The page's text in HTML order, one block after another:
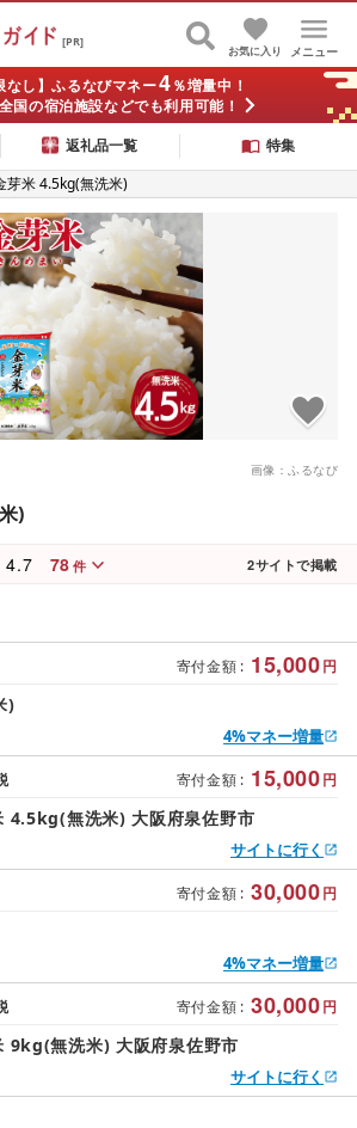
[PR]
メニュー
お気に入り
なし】ふるなびマネー4％増量中！
国の宿泊施設などでも利用可能！
返礼品一覧
特集
芽米 4.5kg(無洗米)
画像：ふるなび
)
4.7 78 件 2サイトで掲載
寄付金額 : 15,000円
)
4%マネー増量
寄付金額 : 15,000円
4.5kg(無洗米) 大阪府泉佐野市
サイトに行く
寄付金額 : 30,000円
4%マネー増量
寄付金額 : 30,000円
9kg(無洗米) 大阪府泉佐野市
サイトに行く